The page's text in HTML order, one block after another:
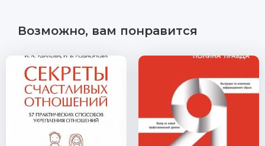
Возможно, вам понравится